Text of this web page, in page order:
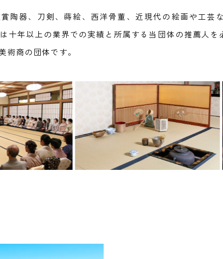
陶器、刀剣、蒔絵、西洋骨董、近現代の絵画や工芸
十年以上の業界での実績と所属する当団体の推薦人
術商の団体です。